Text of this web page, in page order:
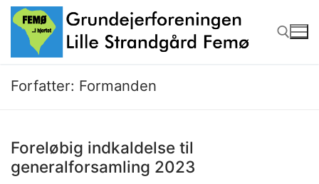
Spring
indhold
Forfatter: Formanden
Foreløbig indkaldelse til
generalforsamling 2023